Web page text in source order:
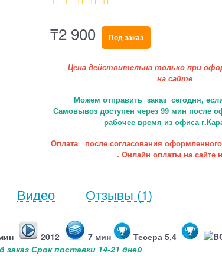
₸2 900 Под заказ
Цена действительна только при
на сайте
Можем отправить заказ сегодня,
Самовывоз доступен через 99 мин после
рабочее время из офиса
Оплата после согласования
. Онлайн оплаты на сайте
Видео Отзывы (1)
2012 7 мин Тесера 5,4
заказ Срок поставки 14-21 дней